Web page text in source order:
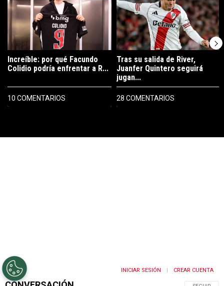
Increíble: por qué Facundo
Colidio podría enfrentar a R...
10 COMENTARIOS
Tras su salida de River,
Juanfer Quintero seguirá
jugan...
28 COMENTARIOS
INICIAR SESIÓN CREAR CUENTA